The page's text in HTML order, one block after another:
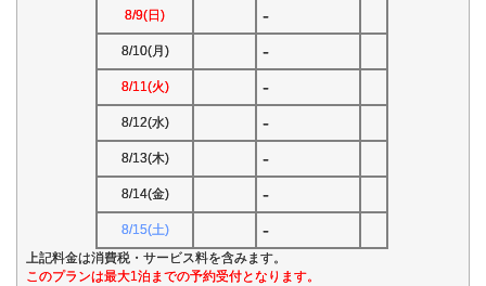
8/9(日) -
8/10(月) -
8/11(火) -
8/12(水) -
8/13(木) -
8/14(金) -
8/15(土) -
上記料金は消費税・サービス料を含みます。
このプランは最大1泊までの予約受付となります。